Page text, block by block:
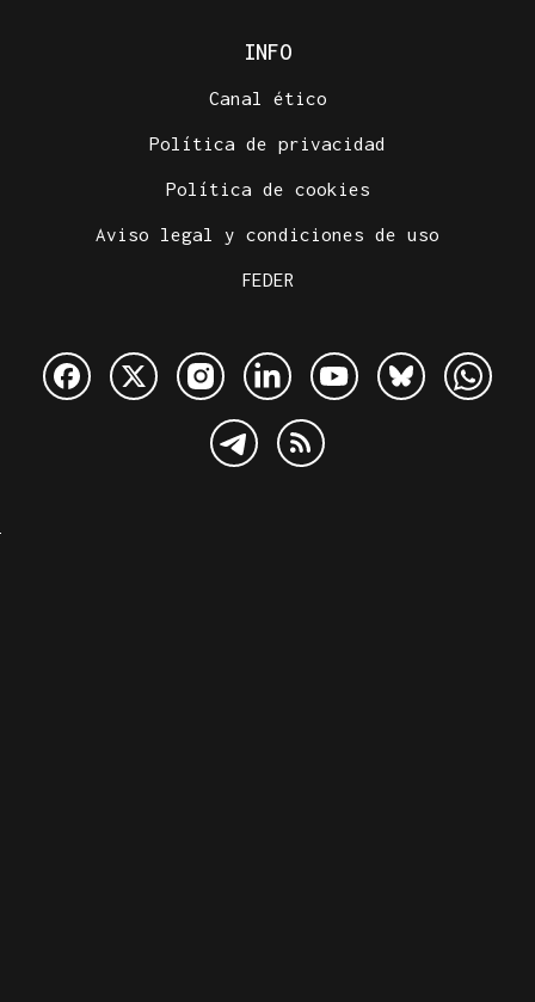
INFO
Canal ético
Política de privacidad
Política de cookies
Aviso legal y condiciones de uso
FEDER